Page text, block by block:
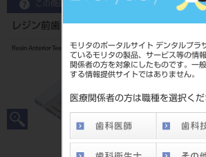
モリタのポータルサイト デンタルプラ
ているモリタの製品、サービス等の情
関係者の方を対象にしたものです。一
する情報提供サイトではありません。
医療関係者の方は職種を選択くだ
この商品に関するお問い合わせ
レジン前歯 6歯 55 615
Resin Anterior Teeth
品目コード